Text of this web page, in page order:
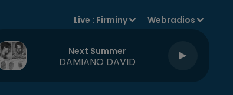
Live : Firminy Webradios
Next Summer
DAMIANO DAVID